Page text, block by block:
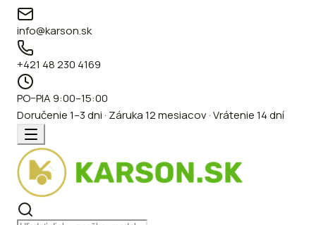
info@karson.sk
+421 48 230 4169
PO–PIA 9:00–15:00
Doručenie 1–3 dni · Záruka 12 mesiacov · Vrátenie 14 dní